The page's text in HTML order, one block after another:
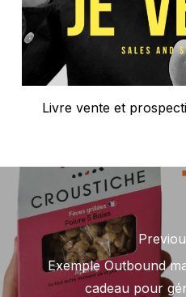
Livre vente et
Exemple Outbound
cadeau pour